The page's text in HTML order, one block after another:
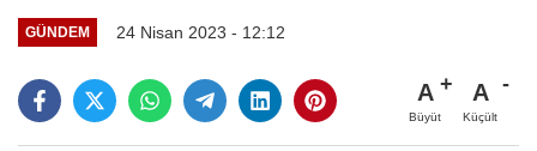
GÜNDEM 24 Nisan 2023 - 12:12
A
Büyüt
A
Küçült